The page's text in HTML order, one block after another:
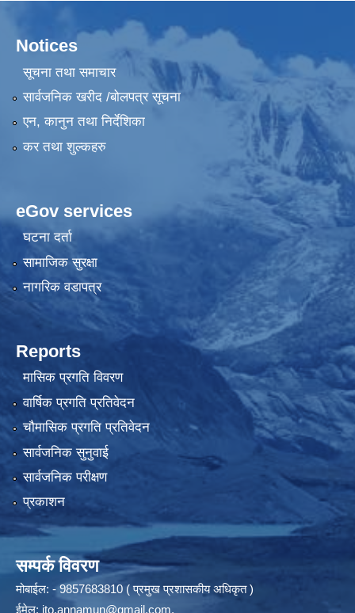
Notices
सूचना तथा समाचार
सार्वजनिक खरीद /बोलपत्र सूचना
एन, कानुन तथा निर्देशिका
कर तथा शुल्कहरु
eGov services
घटना दर्ता
सामाजिक सुरक्षा
नागरिक वडापत्र
Reports
मासिक प्रगति विवरण
वार्षिक प्रगति प्रतिवेदन
चौमासिक प्रगति प्रतिवेदन
सार्वजनिक सुनुवाई
सार्वजनिक परीक्षण
प्रकाशन
सम्पर्क विवरण
मोबाईल: - 9857683810 ( प्रमुख प्रशासकीय अधिकृत )
ईमेल: ito.annamun@gmail.com,